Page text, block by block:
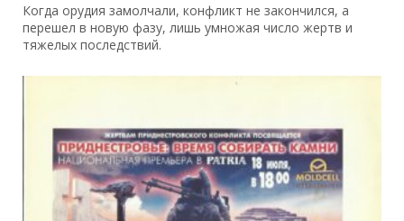
Когда орудия замолчали, конфликт не закончился, а
перешел в новую фазу, лишь умножая число жертв и
тяжелых последствий.